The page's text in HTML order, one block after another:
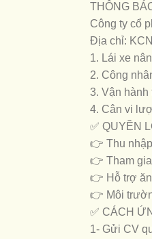
THÔNG
Công ty cổ
Địa chỉ:
1. Lái xe
2. Công
3. Vận hành
4. Cân vi
✅ QUYỀN
👉 Thu
👉 Tham
👉 Hỗ trợ ăn
👉 Môi
✅ CÁCH
1- Gửi CV